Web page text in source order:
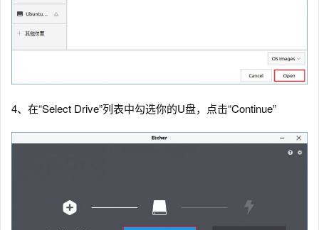
4、在“Select Drive”列表中勾选你的U盘，点击“Continue”